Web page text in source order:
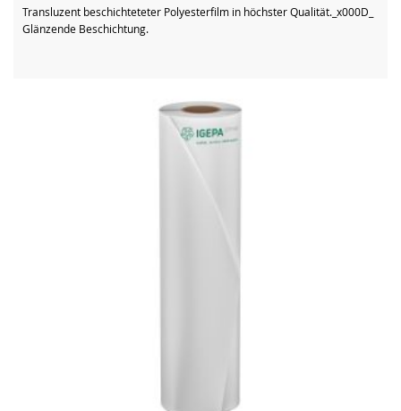
Transluzent beschichteteter Polyesterfilm in höchster Qualität._x000D_
Glänzende Beschichtung.